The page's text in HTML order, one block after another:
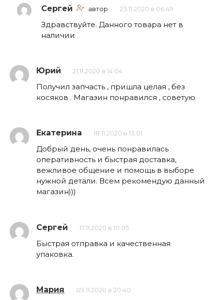
Сергей автор 23.11.2020 в 06:49
Здравствуйте. Данного товара нет в
наличии
Юрий 21.11.2020 в 14:04
Получил запчасть , пришла целая , без
косяков . Магазин понравился , советую
Екатерина 18.11.2020 в 13:01
Добрый день, очень понравилась
оперативность и быстрая доставка,
вежливое общение и помощь в выборе
нужной детали. Всем рекомендую данный
магазин)))
Сергей 17.11.2020 в 10:05
Быстрая отправка и качественная
упаковка.
Мария 09.11.2020 в 20:40